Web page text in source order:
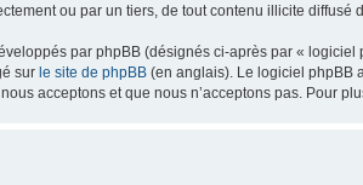
ou par un tiers, de tout contenu illicite diffusé
par phpBB (désignés ci-après par «
sur le site de phpBB (en anglais). Le logiciel phpBB
acceptons et que nous n’acceptons pas. Pour